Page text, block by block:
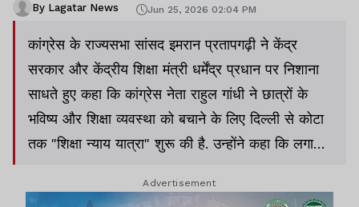
By Lagatar News Jun 25, 2026 02:04 PM
कांग्रेस के राज्यसभा सांसद इमरान प्रतापगढ़ी ने केंद्र
सरकार और केंद्रीय शिक्षा मंत्री धर्मेंद्र प्रधान पर निशाना
साधते हुए कहा कि कांग्रेस नेता राहुल गांधी ने छात्रों के
भविष्य और शिक्षा व्यवस्था को बचाने के लिए दिल्ली से कोटा
तक "शिक्षा न्याय यात्रा" शुरू की है. उन्होंने कहा कि लगातार
लेकिन सरकार इस मुद्दे को गंभीरता से नहीं ले रही है.
Advertisement